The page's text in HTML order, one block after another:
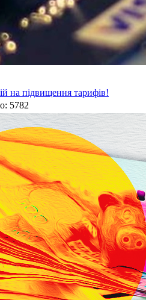
на підвищення тарифів!
5782